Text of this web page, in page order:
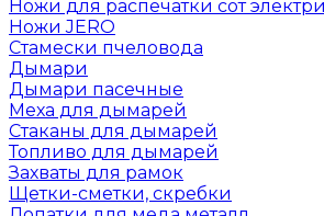
Ножи для распечатки сот
Ножи JERO
Стамески пчеловода
Дымари
Дымари пасечные
Меха для дымарей
Стаканы для дымарей
Топливо для дымарей
Захваты для рамок
Щетки-сметки, скребки